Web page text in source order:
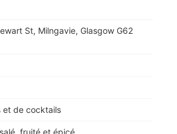
St, Milngavie, Glasgow G62
et de cocktails
fruité et épicé.